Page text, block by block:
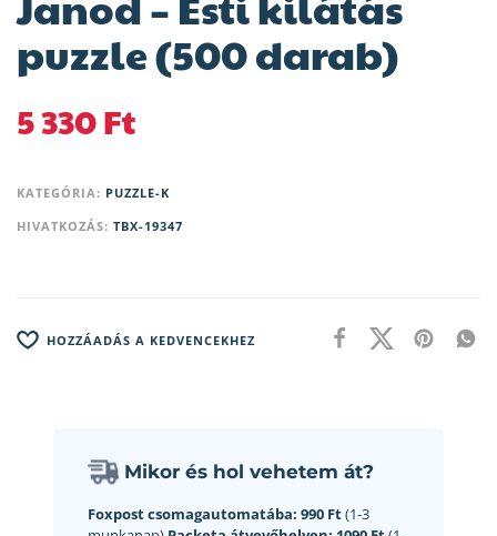
puzzle (500 darab)
5 330Ft
KATEGÓRIA: PUZZLE-K
HIVATKOZÁS: TBX-19347
HOZZÁADÁS A KEDVENCEKHEZ
Mikor és hol vehetem át?
Foxpost csomagautomatába: 990 Ft(1-3